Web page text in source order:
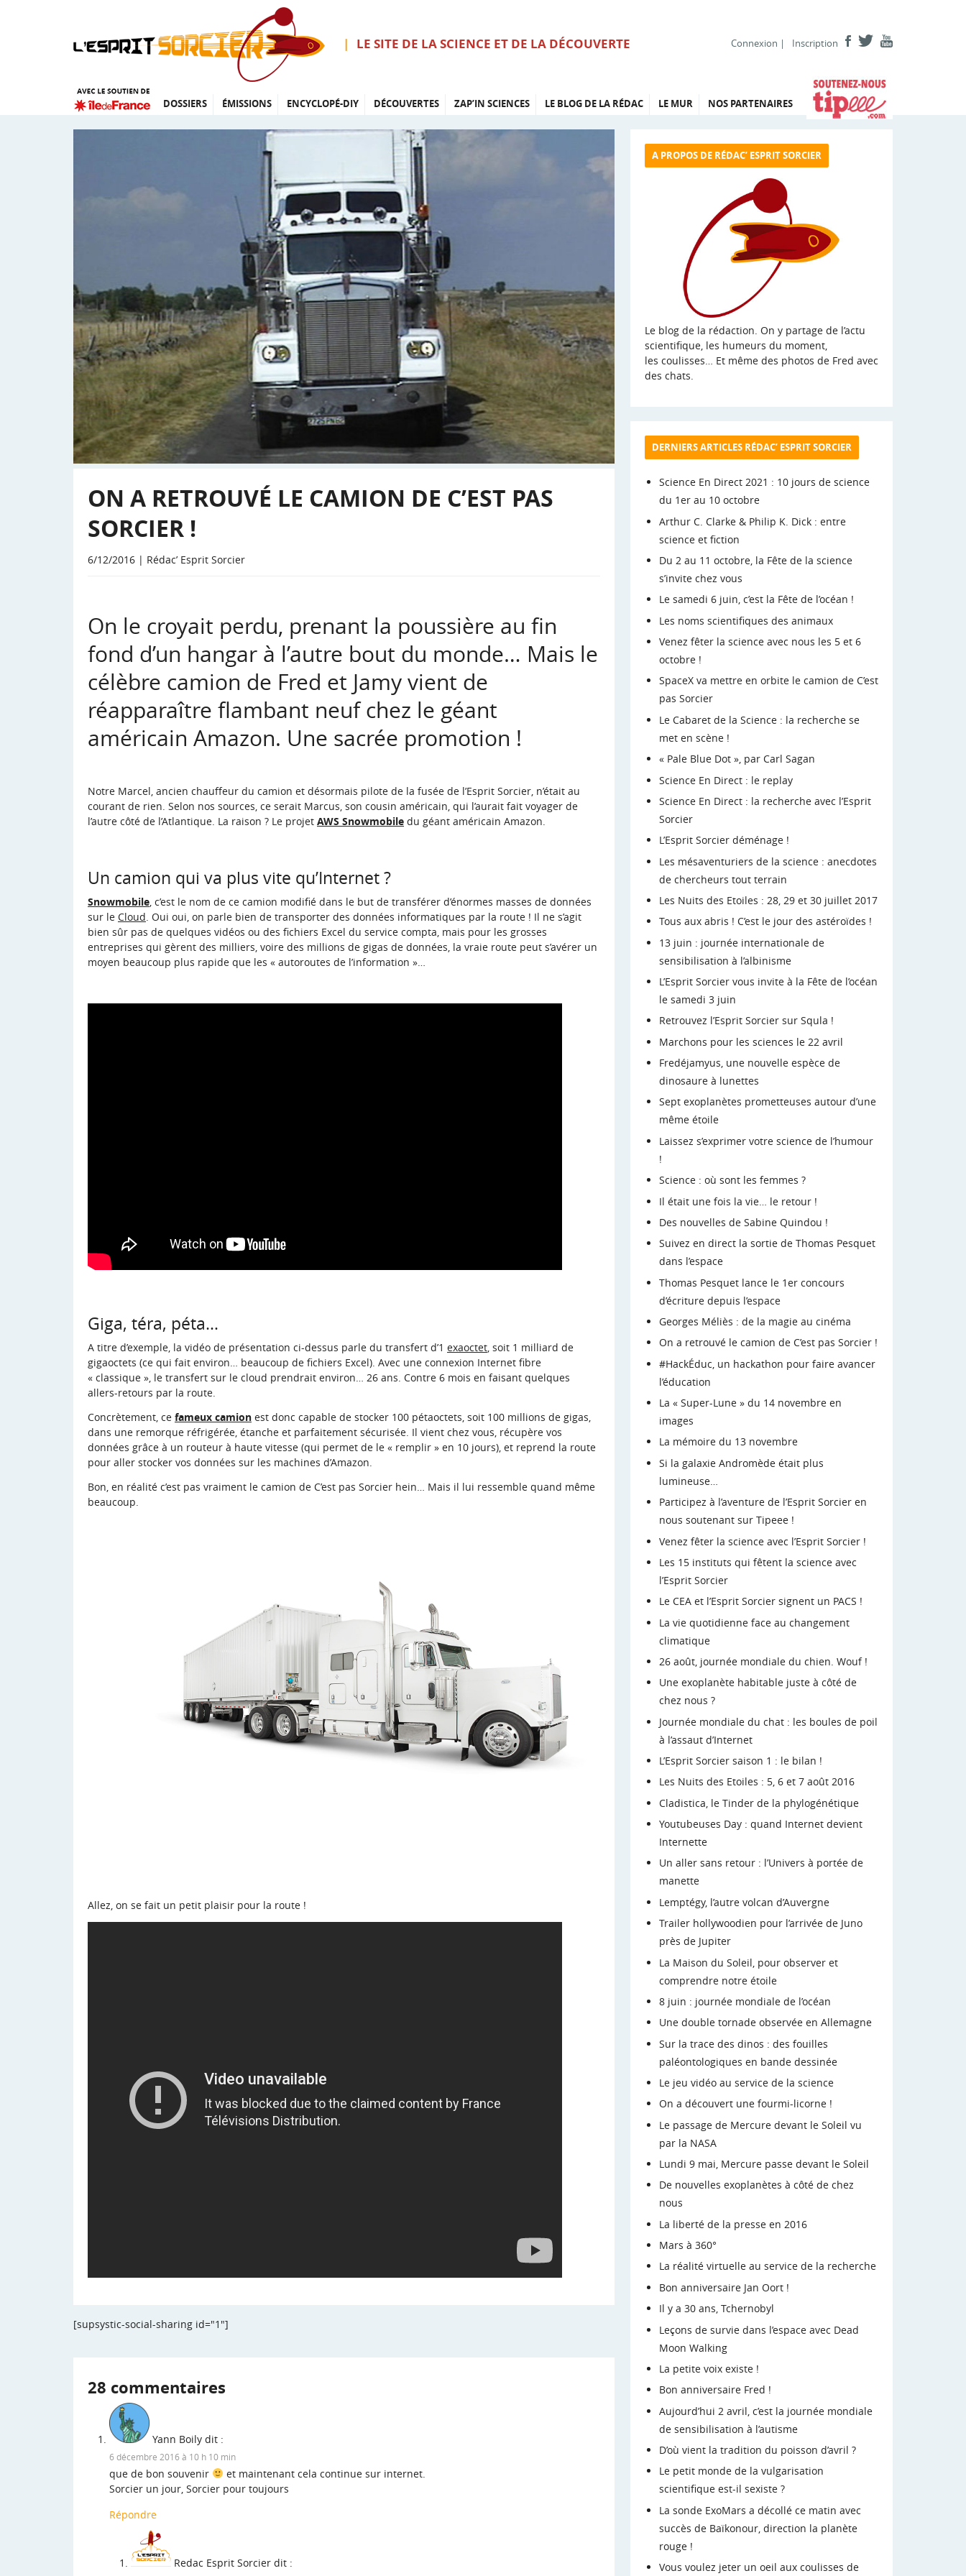
LE SITE DE LA SCIENCE ET DE LA DÉCOUVERTE Connexion | Inscription
DOSSIERS ÉMISSIONS ENCYCLOPÉ-DIY DÉCOUVERTES ZAP’IN SCIENCES LE BLOG DE LA RÉDAC LE MUR NOS PARTENAIRES
ON A RETROUVÉ LE CAMION DE C’EST PAS
SORCIER !
6/12/2016 | Rédac’ Esprit Sorcier
On le croyait perdu, prenant la poussière au fin
fond d’un hangar à l’autre bout du monde… Mais le
célèbre camion de Fred et Jamy vient de
réapparaître flambant neuf chez le géant
américain Amazon. Une sacrée promotion !
Notre Marcel, ancien chauffeur du camion et désormais pilote de la fusée de l’Esprit Sorcier, n’était au
courant de rien. Selon nos sources, ce serait Marcus, son cousin américain, qui l’aurait fait voyager de
l’autre côté de l’Atlantique. La raison ? Le projet AWS Snowmobile du géant américain Amazon.
Un camion qui va plus vite qu’Internet ?
Snowmobile, c’est le nom de ce camion modifié dans le but de transférer d’énormes masses de données
sur le Cloud. Oui oui, on parle bien de transporter des données informatiques par la route ! Il ne s’agit
bien sûr pas de quelques vidéos ou des fichiers Excel du service compta, mais pour les grosses
entreprises qui gèrent des milliers, voire des millions de gigas de données, la vraie route peut s’avérer un
moyen beaucoup plus rapide que les « autoroutes de l’information »…
Giga, téra, péta…
A titre d’exemple, la vidéo de présentation ci-dessus parle du transfert d’1 exaoctet , soit 1 milliard de
gigaoctets (ce qui fait environ… beaucoup de fichiers Excel). Avec une connexion Internet fibre
« classique », le transfert sur le cloud prendrait environ… 26 ans. Contre 6 mois en faisant quelques
allers-retours par la route.
Concrètement, ce fameux camion est donc capable de stocker 100 pétaoctets, soit 100 millions de gigas,
dans une remorque réfrigérée, étanche et parfaitement sécurisée. Il vient chez vous, récupère vos
données grâce à un routeur à haute vitesse (qui permet de le « remplir » en 10 jours), et reprend la route
pour aller stocker vos données sur les machines d’Amazon.
Bon, en réalité c’est pas vraiment le camion de C’est pas Sorcier hein… Mais il lui ressemble quand même
beaucoup.
Allez, on se fait un petit plaisir pour la route !
[supsystic-social-sharing id="1"]
28 commentaires
Yann Boily dit :
6 décembre 2016 à 10 h 10 min
que de bon souvenir
et maintenant cela continue sur internet.
Sorcier un jour, Sorcier pour toujours
Répondre
Redac Esprit Sorcier dit :
A PROPOS DE RÉDAC’ ESPRIT SORCIER
Le blog de la rédaction. On y partage de l’actu
scientifique, les humeurs du moment,
les coulisses… Et même des photos de Fred avec
des chats.
DERNIERS ARTICLES RÉDAC’ ESPRIT SORCIER
Science En Direct 2021 : 10 jours de science
du 1er au 10 octobre
Arthur C. Clarke & Philip K. Dick : entre
science et fiction
Du 2 au 11 octobre, la Fête de la science
s’invite chez vous
Le samedi 6 juin, c’est la Fête de l’océan !
Les noms scientifiques des animaux
Venez fêter la science avec nous les 5 et 6
octobre !
SpaceX va mettre en orbite le camion de C’est
pas Sorcier
Le Cabaret de la Science : la recherche se
met en scène !
« Pale Blue Dot », par Carl Sagan
Science En Direct : le replay
Science En Direct : la recherche avec l’Esprit
Sorcier
L’Esprit Sorcier déménage !
Les mésaventuriers de la science : anecdotes
de chercheurs tout terrain
Les Nuits des Etoiles : 28, 29 et 30 juillet 2017
Tous aux abris ! C’est le jour des astéroïdes !
13 juin : journée internationale de
sensibilisation à l’albinisme
L’Esprit Sorcier vous invite à la Fête de l’océan
le samedi 3 juin
Retrouvez l’Esprit Sorcier sur Squla !
Marchons pour les sciences le 22 avril
Fredéjamyus, une nouvelle espèce de
dinosaure à lunettes
Sept exoplanètes prometteuses autour d’une
même étoile
Laissez s’exprimer votre science de l’humour
!
Science : où sont les femmes ?
Il était une fois la vie… le retour !
Des nouvelles de Sabine Quindou !
Suivez en direct la sortie de Thomas Pesquet
dans l’espace
Thomas Pesquet lance le 1er concours
d’écriture depuis l’espace
Georges Méliès : de la magie au cinéma
On a retrouvé le camion de C’est pas Sorcier !
#HackÉduc, un hackathon pour faire avancer
l’éducation
La « Super-Lune » du 14 novembre en
images
La mémoire du 13 novembre
Si la galaxie Andromède était plus
lumineuse…
Participez à l’aventure de l’Esprit Sorcier en
nous soutenant sur Tipeee !
Venez fêter la science avec l’Esprit Sorcier !
Les 15 instituts qui fêtent la science avec
l’Esprit Sorcier
Le CEA et l’Esprit Sorcier signent un PACS !
La vie quotidienne face au changement
climatique
26 août, journée mondiale du chien. Wouf !
Une exoplanète habitable juste à côté de
chez nous ?
Journée mondiale du chat : les boules de poil
à l’assaut d’Internet
L’Esprit Sorcier saison 1 : le bilan !
Les Nuits des Etoiles : 5, 6 et 7 août 2016
Cladistica, le Tinder de la phylogénétique
Youtubeuses Day : quand Internet devient
Internette
Un aller sans retour : l’Univers à portée de
manette
Lemptégy, l’autre volcan d’Auvergne
Trailer hollywoodien pour l’arrivée de Juno
près de Jupiter
La Maison du Soleil, pour observer et
comprendre notre étoile
8 juin : journée mondiale de l’océan
Une double tornade observée en Allemagne
Sur la trace des dinos : des fouilles
paléontologiques en bande dessinée
Le jeu vidéo au service de la science
On a découvert une fourmi-licorne !
Le passage de Mercure devant le Soleil vu
par la NASA
Lundi 9 mai, Mercure passe devant le Soleil
De nouvelles exoplanètes à côté de chez
nous
La liberté de la presse en 2016
Mars à 360°
La réalité virtuelle au service de la recherche
Bon anniversaire Jan Oort !
Il y a 30 ans, Tchernobyl
Leçons de survie dans l’espace avec Dead
Moon Walking
La petite voix existe !
Bon anniversaire Fred !
Aujourd’hui 2 avril, c’est la journée mondiale
de sensibilisation à l’autisme
D’où vient la tradition du poisson d’avril ?
Le petit monde de la vulgarisation
scientifique est-il sexiste ?
La sonde ExoMars a décollé ce matin avec
succès de Baïkonour, direction la planète
rouge !
Vous voulez jeter un oeil aux coulisses de